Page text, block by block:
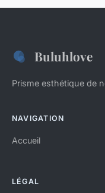
Buluhlove
Prisme esthétique de
NAVIGATION
Accueil
LÉGAL